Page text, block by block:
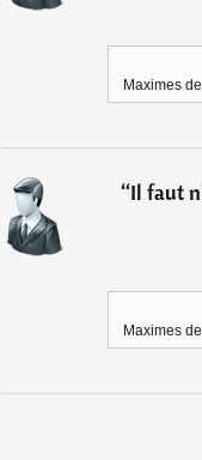
Maximes
“Il faut
Maximes